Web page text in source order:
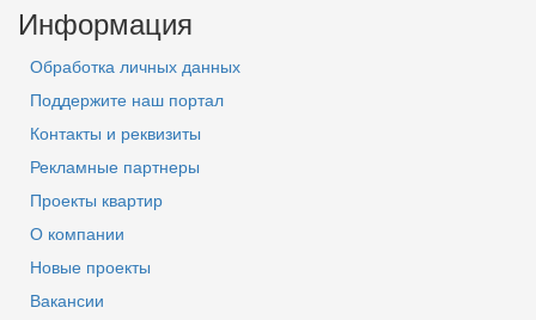
Информация
Обработка личных данных
Поддержите наш портал
Контакты и реквизиты
Рекламные партнеры
Проекты квартир
О компании
Новые проекты
Вакансии